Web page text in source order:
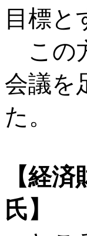
目標と
この
会議を
た。
【経
氏】